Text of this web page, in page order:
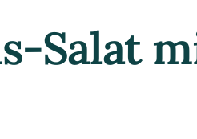
Salat